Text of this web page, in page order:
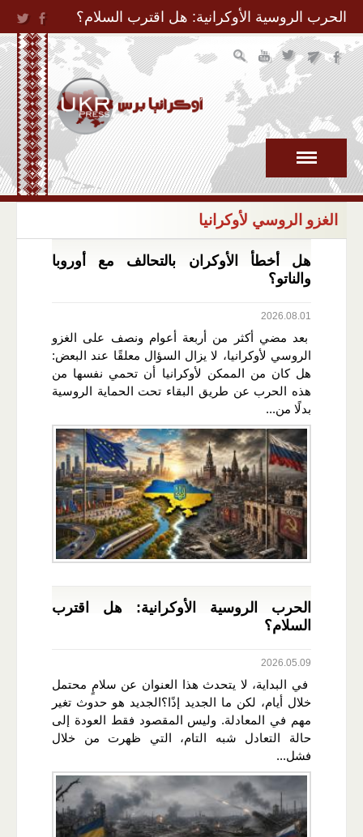
Jump to Navigation
الحرب الروسية الأوكرانية: هل اقترب السلام؟
الغزو الروسي لأوكرانيا
هل أخطأ الأوكران بالتحالف مع أوروبا
والناتو؟
2026.08.01
بعد مضي أكثر من أربعة أعوام ونصف على الغزو
الروسي لأوكرانيا، لا يزال السؤال معلقًا عند البعض:
هل كان من الممكن لأوكرانيا أن تحمي نفسها من
هذه الحرب عن طريق البقاء تحت الحماية الروسية
بدلًا من...
الحرب الروسية الأوكرانية: هل اقترب
السلام؟
2026.05.09
في البداية، لا يتحدث هذا العنوان عن سلامٍ محتمل
خلال أيام، لكن ما الجديد إذًا؟الجديد هو حدوث تغير
مهم في المعادلة. وليس المقصود فقط العودة إلى
حالة التعادل شبه التام، التي ظهرت من خلال
فشل...